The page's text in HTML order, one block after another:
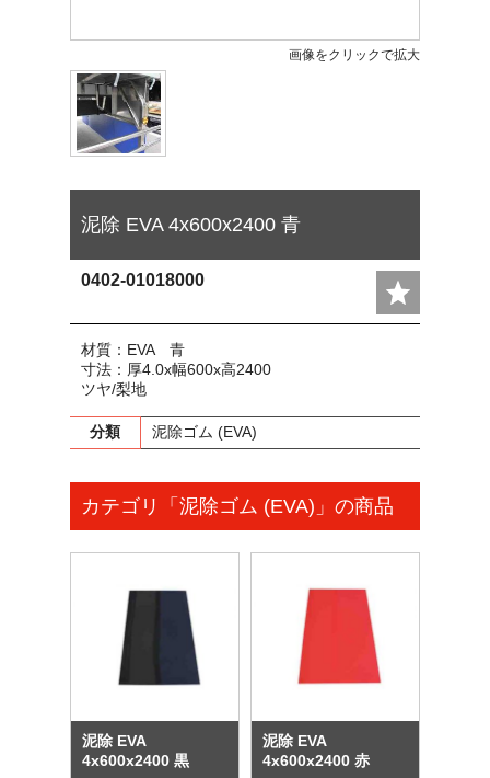
画像をクリックで拡大
泥除 EVA 4x600x2400 青
0402-01018000
材質：EVA 青
寸法：厚4.0x幅600x高2400
ツヤ/梨地
分類 泥除ゴム (EVA)
カテゴリ「泥除ゴム (EVA)」の商品
泥除 EVA
4x600x2400 黒
泥除 EVA
4x600x2400 赤